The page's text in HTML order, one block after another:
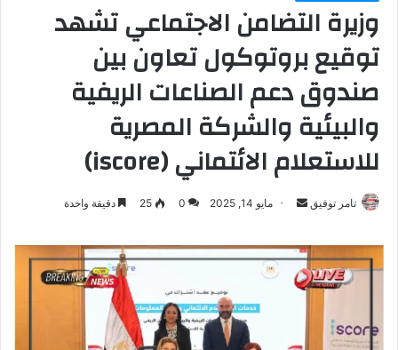
وزيرة التضامن الاجتماعي تشهد
توقيع بروتوكول تعاون بين
صندوق دعم الصناعات الريفية
والبيئية والشركة المصرية
للاستعلام الائتماني (iscore)
تامر توفيق
أرسل
إلكترونيا
مايو 14, 2025 0
25 دقيقة واحدة